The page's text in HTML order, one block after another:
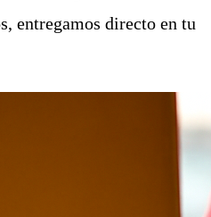
entregamos directo en tu